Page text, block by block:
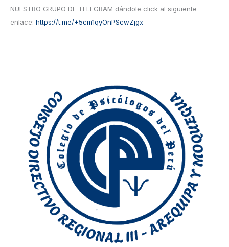
NUESTRO GRUPO DE TELEGRAM dándole click al siguiente
enlace:https://t.me/+5cm1qyOnPScwZjgx